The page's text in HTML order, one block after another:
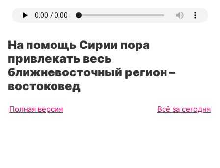
На помощь Сирии пора
привлекать весь
ближневосточный регион –
востоковед
Полная версия Всё за сегодня